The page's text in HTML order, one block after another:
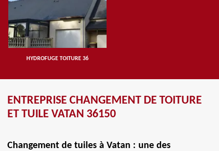
HYDROFUGE TOITURE 36
ENTREPRISE CHANGEMENT DE TOITURE
ET TUILE VATAN 36150
Changement de tuiles à Vatan : une des